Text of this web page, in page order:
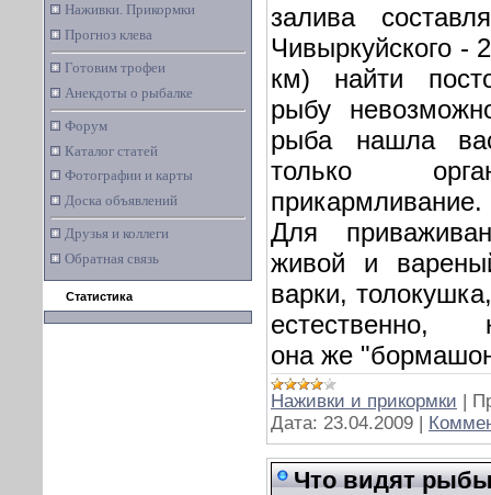
Наживки. Прикормки
Прогноз клева
Готовим трофеи
Анекдоты о рыбалке
Форум
Каталог статей
Фотографии и карты
Доска объявлений
Друзья и коллеги
Обратная связь
Статистика
залива
Чивыркуйского -
км) найти
рыбу
рыба нашла
только
прикармливание.
Для
живой и
варки,
естественно,
она же
Наживки и прикормки |
Дата: 23.04.2009 |
Что видят